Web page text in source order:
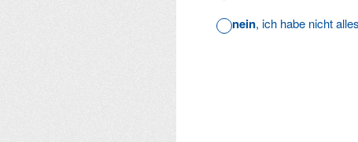
nein, ich habe nicht